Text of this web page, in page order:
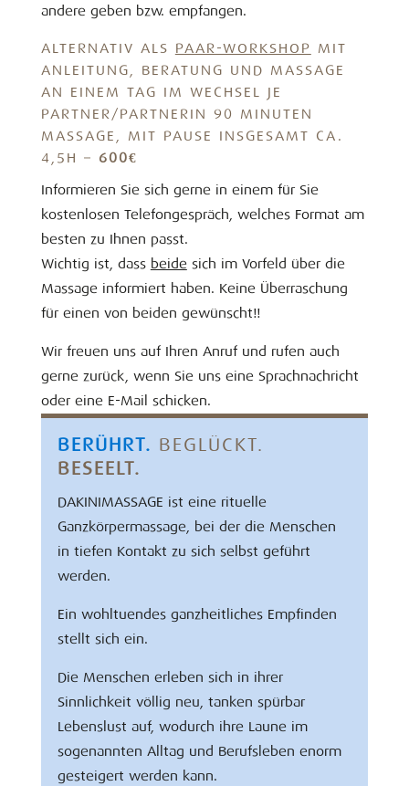
andere geben bzw. empfangen.
ALTERNATIV ALS PAAR-WORKSHOP MIT
ANLEITUNG, BERATUNG UND MASSAGE
AN EINEM TAG IM WECHSEL JE
PARTNER/PARTNERIN 90 MINUTEN
MASSAGE, MIT PAUSE INSGESAMT CA.
4,5H – 600€
Informieren Sie sich gerne in einem für Sie
kostenlosen Telefongespräch, welches Format am
besten zu Ihnen passt.
Wichtig ist, dass beidesich im Vorfeld über die
Massage informiert haben. Keine Überraschung
für einen von beiden gewünscht!!
Wir freuen uns auf Ihren Anruf und rufen auch
gerne zurück, wenn Sie uns eine Sprachnachricht
oder eine E-Mail schicken.
BERÜHRT. BEGLÜCKT.
BESEELT.
DAKINIMASSAGE ist eine rituelle
Ganzkörpermassage, bei der die Menschen
in tiefen Kontakt zu sich selbst geführt
werden.
Ein wohltuendes ganzheitliches Empfinden
stellt sich ein.
Die Menschen erleben sich in ihrer
Sinnlichkeit völlig neu, tanken spürbar
Lebenslust auf, wodurch ihre Laune im
sogenannten Alltag und Berufsleben enorm
gesteigert werden kann.